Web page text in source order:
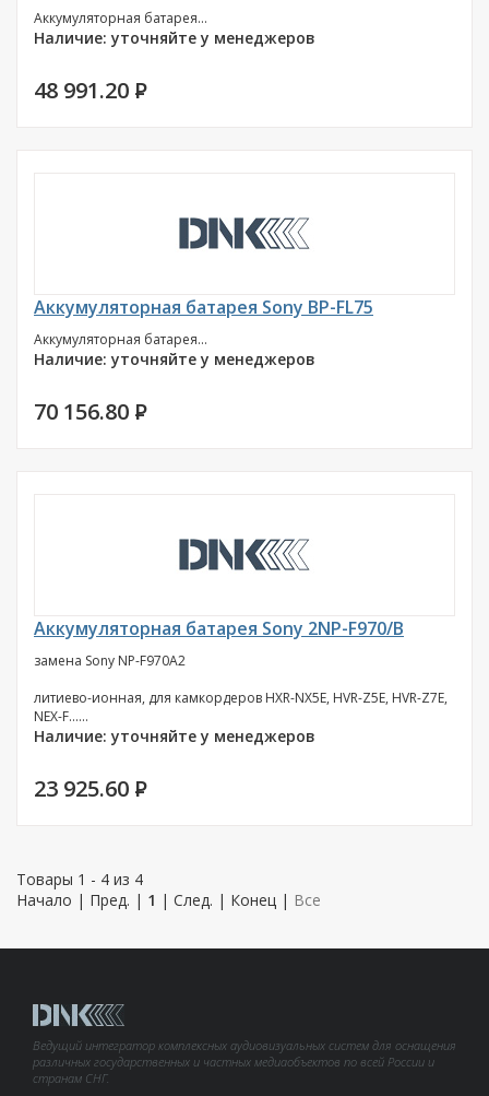
Аккумуляторная батарея...
Наличие: уточняйте у менеджеров
48 991.20 P
Аккумуляторная батарея Sony BP-FL75
Аккумуляторная батарея...
Наличие: уточняйте у менеджеров
70 156.80 P
Аккумуляторная батарея Sony 2NP-F970/B
замена Sony NP-F970A2
литиево-ионная, для камкордеров HXR-NX5E, HVR-Z5E, HVR-Z7E,
NEX-F......
Наличие: уточняйте у менеджеров
23 925.60 P
Товары 1 - 4 из 4
Начало | Пред. | 1 | След. | Конец | Все
Ведущий интегратор комплексных аудиовизуальных систем для оснащения
различных государственных и частных медиаобъектов по всей России и
странам СНГ.